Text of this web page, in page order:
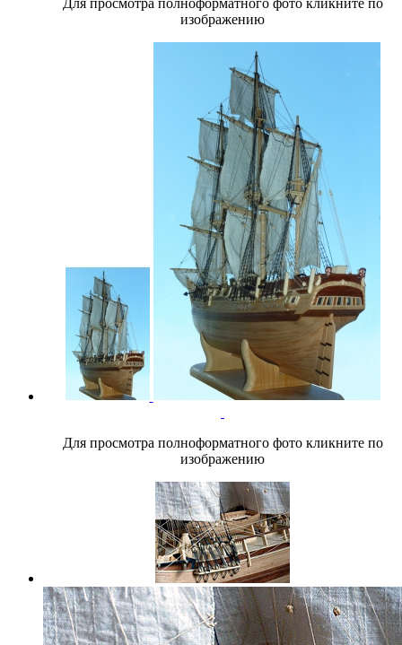
Для просмотра полноформатного фото кликните по
изображению
Для просмотра полноформатного фото кликните по
изображению